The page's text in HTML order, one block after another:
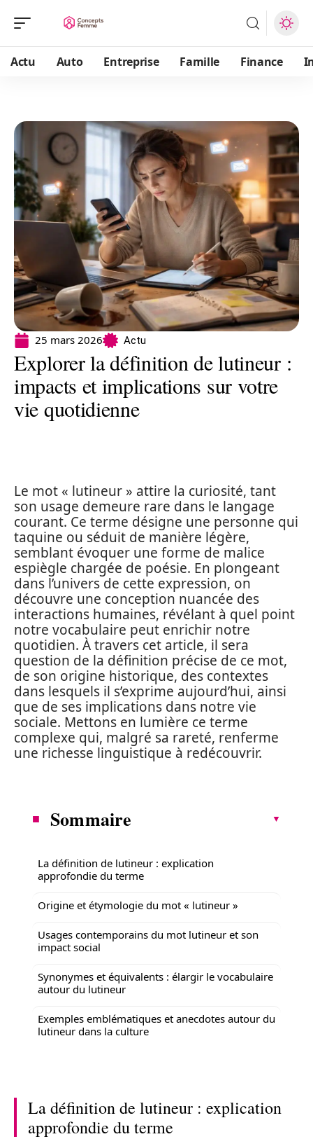
Actu Auto Entreprise Famille Finance
25 mars 2026 Actu
Explorer la définition de lutineur :
impacts et implications sur votre
vie quotidienne
Le mot « lutineur » attire la curiosité, tant
son usage demeure rare dans le langage
courant. Ce terme désigne une personne qui
taquine ou séduit de manière légère,
semblant évoquer une forme de malice
espiègle chargée de poésie. En plongeant
dans l’univers de cette expression, on
découvre une conception nuancée des
interactions humaines, révélant à quel point
notre vocabulaire peut enrichir notre
quotidien. À travers cet article, il sera
question de la définition précise de ce mot,
de son origine historique, des contextes
dans lesquels il s’exprime aujourd’hui, ainsi
que de ses implications dans notre vie
sociale. Mettons en lumière ce terme
complexe qui, malgré sa rareté, renferme
une richesse linguistique à redécouvrir.
Sommaire
La définition de lutineur : explication
approfondie du terme
Origine et étymologie du mot « lutineur »
Usages contemporains du mot lutineur et son
impact social
Synonymes et équivalents : élargir le vocabulaire
autour du lutineur
Exemples emblématiques et anecdotes autour du
lutineur dans la culture
La définition de lutineur : explication
approfondie du terme